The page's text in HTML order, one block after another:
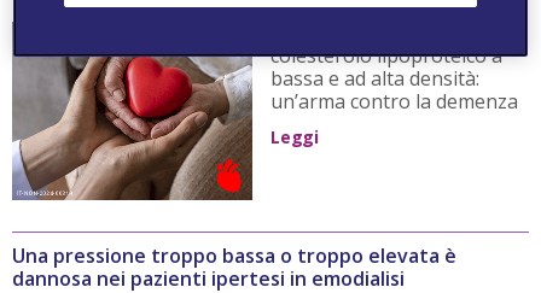
colesterolo lipoproteico a
bassa e ad alta densità:
un’arma contro la demenza
Leggi
Una pressione troppo bassa o troppo elevata è
dannosa nei pazienti ipertesi in emodialisi